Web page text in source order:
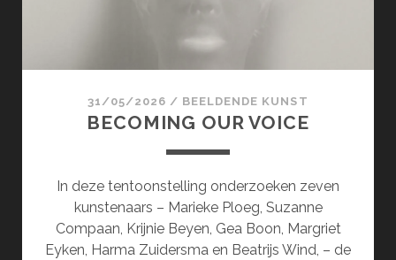
31/05/2026 / BEELDENDE KUNST
BECOMING OUR VOICE
In deze tentoonstelling onderzoeken zeven
kunstenaars – Marieke Ploeg, Suzanne
Compaan, Krijnie Beyen, Gea Boon, Margriet
Eyken, Harma Zuidersma en Beatrijs Wind, – de